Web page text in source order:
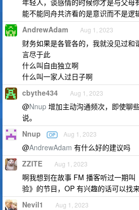
年轻人，谈感情的时候你才是与父母
能不能同舟共济看的是意识而不是逻
AndrewAdam Aug 1, 2023
财务如果是各管各的，我就没见过和
言尽于此
什么叫自由独立啊
什么叫一家人过日子啊
cbythe434 Aug 1, 2023
@Nnup 增加主动沟通频次，即使聊
说。
Nnup OP Aug 1, 2023
@AndrewAdam 有什么好的建议吗
ZZITE Aug 1, 2023
啊我想到在故事 FM 播客听过一期叫
验》的节目，OP 有兴趣的话可以找
Nevil1 Aug 1, 2023